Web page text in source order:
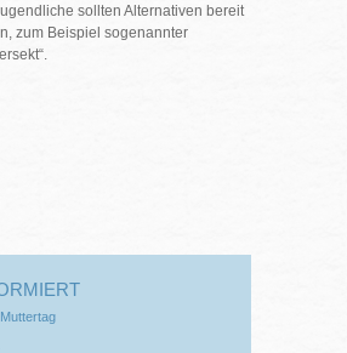
sollten Alternativen bereit
zum Beispiel sogenannter